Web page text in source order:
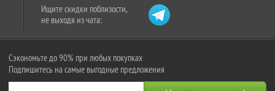
Ищите скидки поблизости,
не выходя из чата:
Сэкономьте до 90% при любых покупках
Подпишитесь на самые выгодные предложения